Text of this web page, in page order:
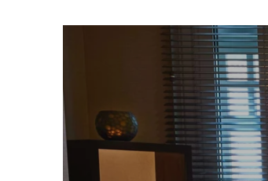
여기를 클릭하시면 생생한 360도